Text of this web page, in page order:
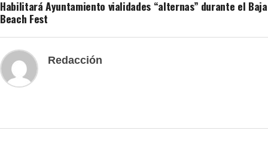
Habilitará Ayuntamiento vialidades “alternas” durante el Baja
Beach Fest
Redacción